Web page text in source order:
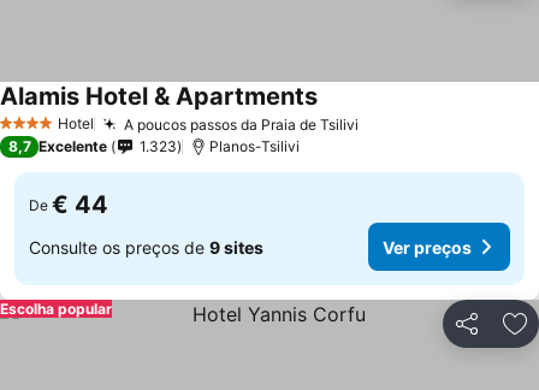
4 EstrelasHotel A poucos passos da Praia de Tsilivi
Alamis Hotel & Apartments
8,7 Excelente 1.323 Planos-Tsilivi
De € 44
Consulte os preços de 9 sites Ver preços
Partilhar
Escolha popular